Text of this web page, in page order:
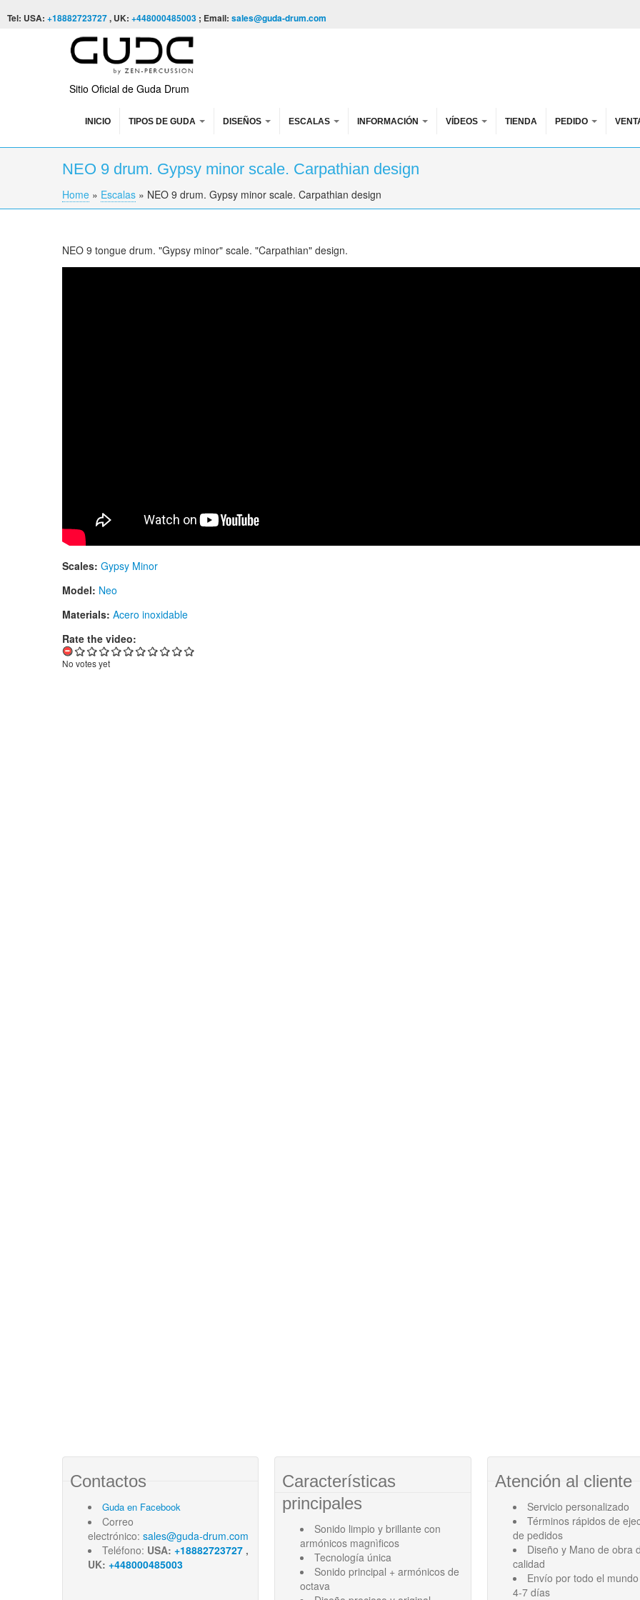
Tel: USA: +18882723727, UK: +448000485003 ; Email: sales@guda-drum.com
Sitio Oficial de Guda Drum
INICIO TIPOS DE GUDA DISEÑOS ESCALAS INFORMACIÓN VÍDEOS TIENDA PEDIDO
NEO 9 drum. Gypsy minor scale. Carpathian design
You are here
Home » Escalas » NEO 9 drum. Gypsy minor scale. Carpathian design
NEO 9 tongue drum. "Gypsy minor" scale. "Carpathian" design.
Scales: Gypsy Minor
Model: Neo
Materials: Acero inoxidable
Rate the video:
No votes yet
Contactos
Guda en Facebook
Correo
electrónico: sales@guda-drum.com
Teléfono: USA: +18882723727 ,
UK: +448000485003
Características
principales
Sonido limpio y brillante con
armónicos magnìficos
Tecnología única
Sonido principal + armónicos de
octava
Atención al cliente
Servicio personalizado
Términos rápidos de
de pedidos
Diseño y Mano de obra
calidad
Envío por todo el
4-7 días